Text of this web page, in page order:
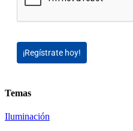
¡Regístrate hoy!
Temas
Iluminación